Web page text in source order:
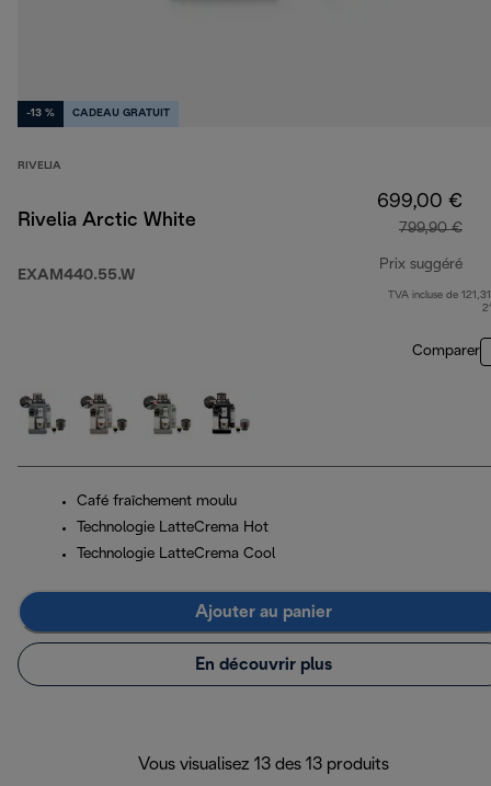
-13 % CADEAU GRATUIT
RIVELIA
Rivelia Arctic White
EXAM440.55.W
699,00 €
799,90 €
Prix suggéré
TVA incluse de
Comparer
Café fraîchement moulu
Technologie LatteCrema Hot
Technologie LatteCrema Cool
Ajouter au panier
En découvrir plus
Vous visualisez 13 des 13 produits